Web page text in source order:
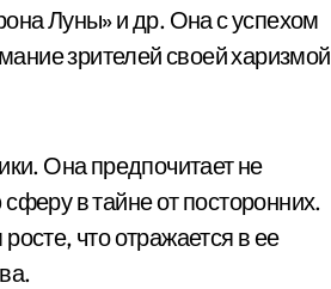
Луны» и др. Она с успехом
зрителей своей харизмой
Она предпочитает не
в тайне от посторонних.
что отражается в ее